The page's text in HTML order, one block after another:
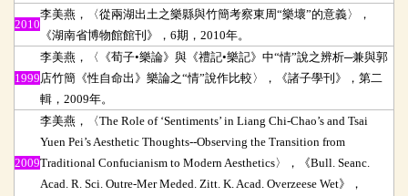
2010
李美燕，〈從兩湖出土之樂縣與竹簡考察東周“樂壞”的意義〉，
《湖南省博物館館刊》，6期，2010年。
1999
李美燕，〈《荀子•樂論》與《禮記•樂記》中“情”說之辨析─兼與郭
店竹簡《性自命出》樂論之“情”說作比較〉，《諸子學刊》，第二
輯，2009年。
2009
李美燕，〈The Role of ‘Sentiments’ in Liang Chi-Chao’s and Tsai
Yuen Pei’s Aesthetic Thoughts--Observing the Transition from
Traditional Confucianism to Modern Aesthetics〉，《Bull. Seanc.
Acad. R. Sci. Outre-Mer Meded. Zitt. K. Acad. Overzeese Wet》，